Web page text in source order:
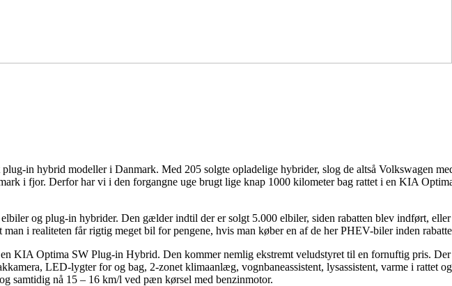
in hybrid modeller i Danmark. Med 205 solgte opladelige hybrider, slog de altså Volkswagen
i fjor. Derfor har vi i den forgangne uge brugt lige knap 1000 kilometer bag rattet i en KIA
og plug-in hybrider. Den gælder indtil der er solgt 5.000 elbiler, siden rabatten blev indført,
i realiteten får rigtig meget bil for pengene, hvis man køber en af de her PHEV-biler inden
en KIA Optima SW Plug-in Hybrid. Den kommer nemlig ekstremt veludstyret til en fornuftig pris.
LED-lygter for og bag, 2-zonet klimaanlæg, vognbaneassistent, lysassistent, varme i rattet
samtidig nå 15 – 16 km/l ved pæn kørsel med benzinmotor.